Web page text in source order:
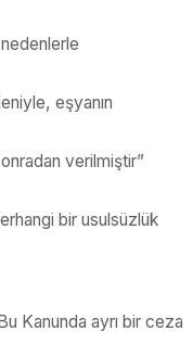
nedenlerle
eşyanın
verilmiştir”
bir usulsüzlük
Kanunda ayrı bir ceza